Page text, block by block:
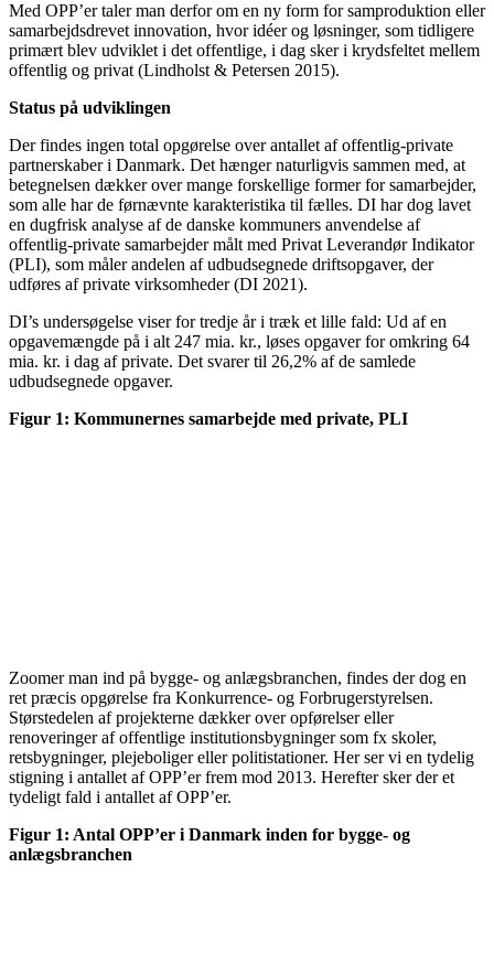
Med OPP’er taler man derfor om en ny form for samproduktion eller
samarbejdsdrevet innovation, hvor idéer og løsninger, som tidligere
primært blev udviklet i det offentlige, i dag sker i krydsfeltet mellem
offentlig og privat (Lindholst & Petersen 2015).
Status på udviklingen
Der findes ingen total opgørelse over antallet af offentlig-private
partnerskaber i Danmark. Det hænger naturligvis sammen med, at
betegnelsen dækker over mange forskellige former for samarbejder,
som alle har de førnævnte karakteristika til fælles. DI har dog lavet
en dugfrisk analyse af de danske kommuners anvendelse af
offentlig-private samarbejder målt med Privat Leverandør Indikator
(PLI), som måler andelen af udbudsegnede driftsopgaver, der
udføres af private virksomheder (DI 2021).
DI’s undersøgelse viser for tredje år i træk et lille fald: Ud af en
opgavemængde på i alt 247 mia. kr., løses opgaver for omkring 64
mia. kr. i dag af private. Det svarer til 26,2% af de samlede
udbudsegnede opgaver.
Figur 1: Kommunernes samarbejde med private, PLI
Zoomer man ind på bygge- og anlægsbranchen, findes der dog en
ret præcis opgørelse fra Konkurrence- og Forbrugerstyrelsen.
Størstedelen af projekterne dækker over opførelser eller
renoveringer af offentlige institutionsbygninger som fx skoler,
retsbygninger, plejeboliger eller politistationer. Her ser vi en tydelig
stigning i antallet af OPP’er frem mod 2013. Herefter sker der et
tydeligt fald i antallet af OPP’er.
Figur 1: Antal OPP’er i Danmark inden for bygge- og
anlægsbranchen